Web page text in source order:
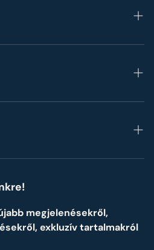
megjelenésekről,
exkluzív tartalmakról